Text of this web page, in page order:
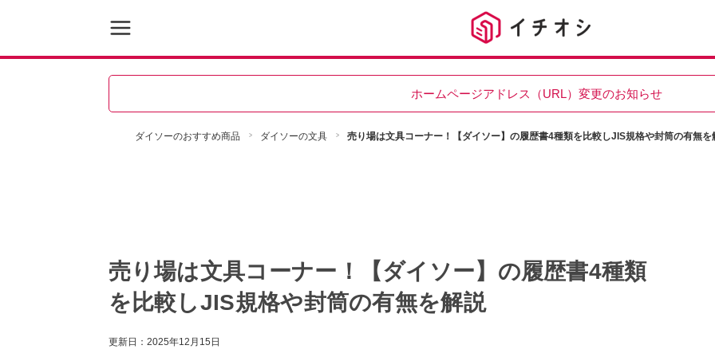
ホームページアドレス（URL）変更のお知らせ
ダイソーのおすすめ商品 ダイソーの文具 売り場は文具コーナー！【ダイソー】の履歴書4種類を比較しJIS規格や封筒の有無を
売り場は文具コーナー！【ダイソー】の履歴書4種類
を比較しJIS規格や封筒の有無を解説
更新日： 2025年12月15日